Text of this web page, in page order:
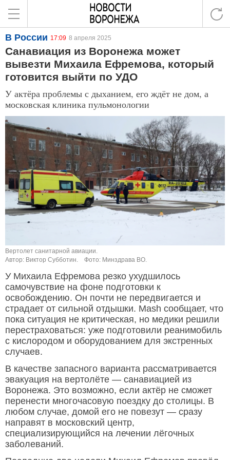
В России 17:09 8 апреля 2025
Санавиация из Воронежа может
вывезти Михаила Ефремова, который
готовится выйти по УДО
У актёра проблемы с дыханием, его ждёт не дом, а
московская клиника пульмонологии
Вертолет санитарной авиации.
Автор: Виктор Субботин.
Фото: Минздрава ВО.
У Михаила Ефремова резко ухудшилось
самочувствие на фоне подготовки к
освобождению. Он почти не передвигается и
страдает от сильной отдышки. Mash сообщает, что
пока ситуация не критическая, но медики решили
перестраховаться: уже подготовили реанимобиль
с кислородом и оборудованием для экстренных
случаев.
В качестве запасного варианта рассматривается
эвакуация на вертолёте — санавиацией из
Воронежа. Это возможно, если актёр не сможет
перенести многочасовую поездку до столицы. В
любом случае, домой его не повезут — сразу
направят в московский центр,
специализирующийся на лечении лёгочных
заболеваний.